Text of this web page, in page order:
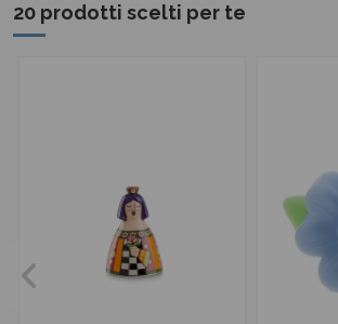
20 prodotti scelti per te